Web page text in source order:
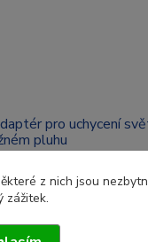
z nich jsou
zážitek.